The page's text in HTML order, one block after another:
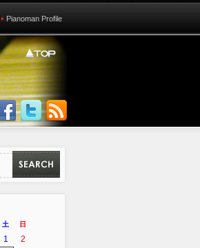
Pianoman Profile
土 日
1
2